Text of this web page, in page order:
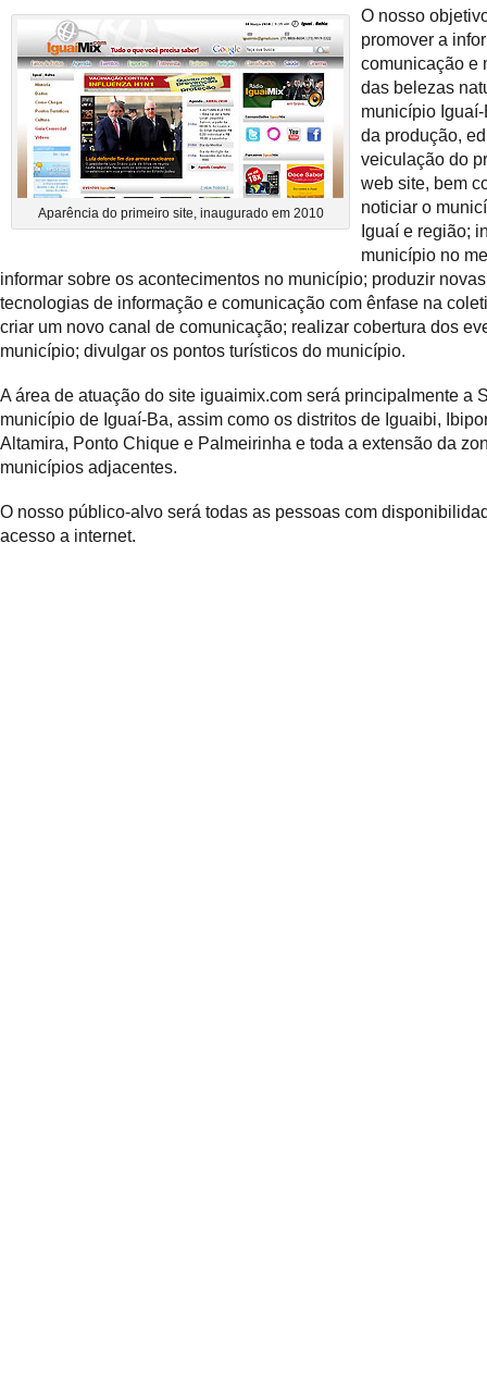
Aparência do primeiro site, inaugurado em 2010
O nosso
promover a
comunicação e
das belezas
município
da produção,
veiculação do
web site, bem
noticiar o
Iguaí e região;
município no
informar sobre os acontecimentos no município; produzir novas
tecnologias de informação e comunicação com ênfase na
criar um novo canal de comunicação; realizar cobertura dos
município; divulgar os pontos turísticos do município.
A área de atuação do site iguaimix.com será principalmente a
município de Iguaí-Ba, assim como os distritos de Iguaibi,
Altamira, Ponto Chique e Palmeirinha e toda a extensão da
municípios adjacentes.
O nosso público-alvo será todas as pessoas com
acesso a internet.